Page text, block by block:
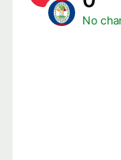
No